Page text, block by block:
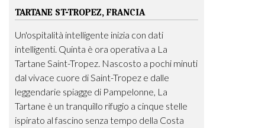
TARTANE ST-TROPEZ, FRANCIA
Un'ospitalità intelligente inizia con dati
intelligenti. Quinta è ora operativa a La
Tartane Saint-Tropez. Nascosto a pochi minuti
dal vivace cuore di Saint-Tropez e dalle
leggendarie spiagge di Pampelonne, La
Tartane è un tranquillo rifugio a cinque stelle
ispirato al fascino senza tempo della Costa